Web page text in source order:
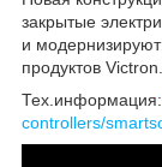
закрытые
и
продуктов Victron.
Тех.информация:
controllers/